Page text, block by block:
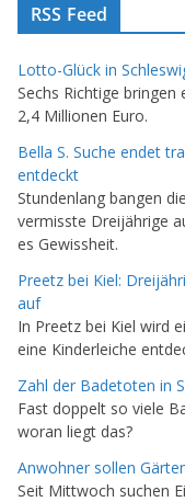
RSS Feed
Lotto-Glück in
Sechs Richtige bringen
2,4 Millionen Euro.
Bella S. Suche endet
entdeckt
Stundenlang bangen
vermisste Dreijährige
es Gewissheit.
Preetz bei Kiel:
auf
In Preetz bei Kiel wird
eine Kinderleiche
Zahl der Badetoten in
Fast doppelt so viele
woran liegt das?
Anwohner sollen
Seit Mittwoch suchen